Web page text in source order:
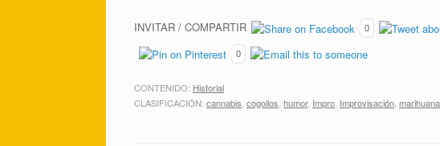
INVITAR / COMPARTIR 0
0
CONTENIDO: Historial
CLASIFICACIÓN: cannabis cogollos humor, Impro Improvisación marihuana